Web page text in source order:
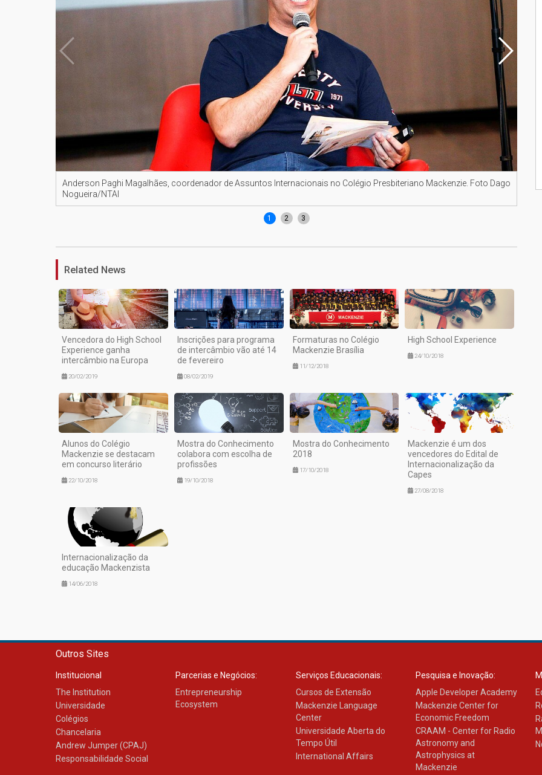
Anderson Paghi Magalhães, coordenador de Assuntos Internacionais no Colégio Presbiteriano Mackenzie. Foto Dago
Nogueira/NTAI
1 2 3
Related News
Vencedora do High School
Experience ganha
intercâmbio na Europa
20/02/2019
Inscrições para programa
de intercâmbio vão até 14
de fevereiro
08/02/2019
Formaturas no Colégio
Mackenzie Brasília
11/12/2018
High School Experience
24/10/2018
Alunos do Colégio
Mackenzie se destacam
em concurso literário
22/10/2018
Mostra do Conhecimento
colabora com escolha de
profissões
19/10/2018
Mostra do Conhecimento
2018
17/10/2018
Mackenzie é um dos
vencedores do Edital de
Internacionalização da
Capes
27/08/2018
Internacionalização da
educação Mackenzista
14/06/2018
Outros Sites
Institucional
The Institution
Universidade
Colégios
Chancelaria
Andrew Jumper (CPAJ)
Responsabilidade Social
Parcerias e Negócios:
Entrepreneurship
Ecosystem
Serviços Educacionais:
Cursos de Extensão
Mackenzie Language
Center
Universidade Aberta do
Tempo Útil
International Affairs
Pesquisa e Inovação:
Apple Developer Academy
Mackenzie Center for
Economic Freedom
CRAAM - Center for Radio
Astronomy and
Astrophysics at
Mackenzie